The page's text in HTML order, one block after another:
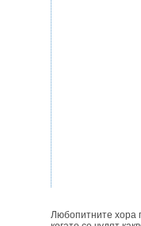
Любопитните хора